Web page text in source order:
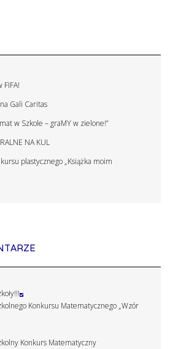
Gali Caritas
w Szkole – graMY w zielone!”
NA KUL
plastycznego „Książka moim
Konkursu Matematycznego „Wzór
Konkurs Matematyczny